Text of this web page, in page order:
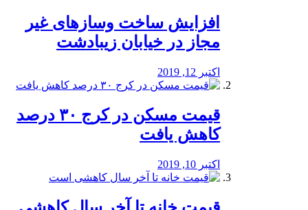
افزایش ساخت وسازهای غیر
مجاز در خیابان زیبادشت
اکتبر 12, 2019
️قیمت مسکن در کرج ۳۰ درصد
کاهش یافت
اکتبر 10, 2019